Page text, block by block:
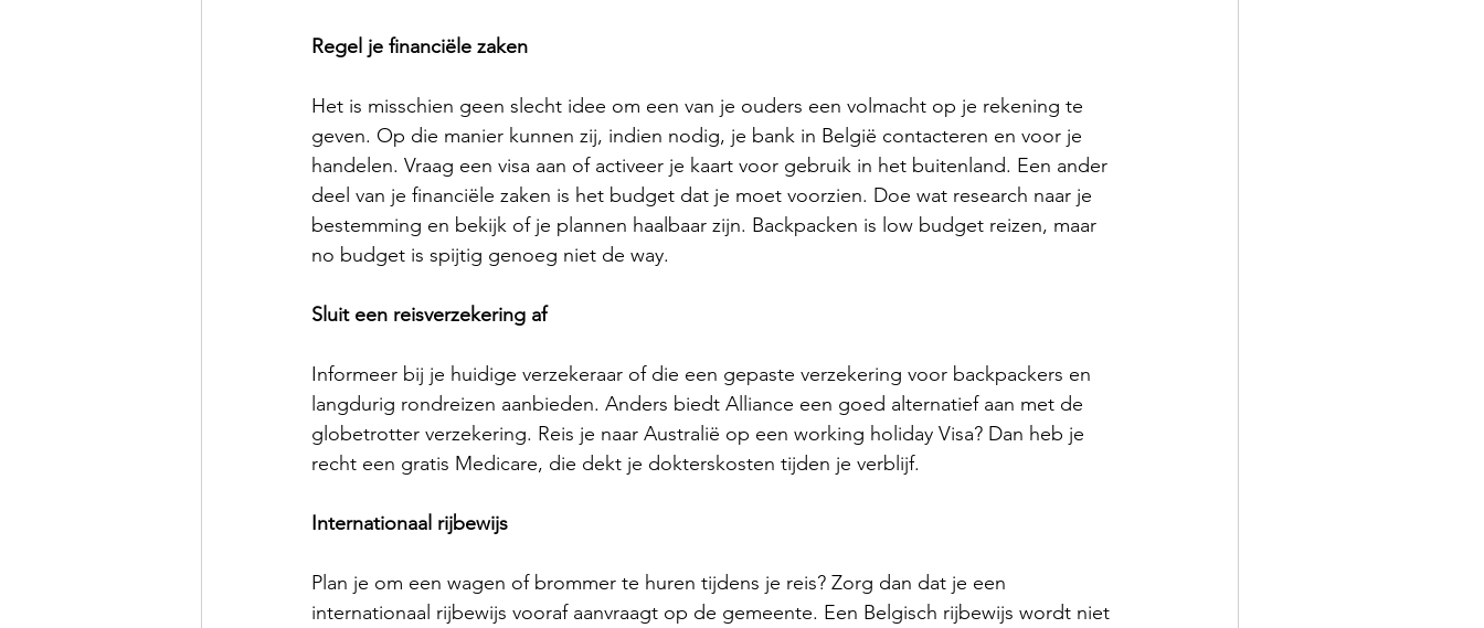
Regel je financiële zaken
Het is misschien geen slecht idee om een van je ouders een volmacht op je rekening te
geven. Op die manier kunnen zij, indien nodig, je bank in België contacteren en voor je
handelen. Vraag een visa aan of activeer je kaart voor gebruik in het buitenland. Een ander
deel van je financiële zaken is het budget dat je moet voorzien. Doe wat research naar je
bestemming en bekijk of je plannen haalbaar zijn. Backpacken is low budget reizen, maar
no budget is spijtig genoeg niet de way.
Sluit een reisverzekering af
Informeer bij je huidige verzekeraar of die een gepaste verzekering voor backpackers en
langdurig rondreizen aanbieden. Anders biedt Alliance een goed alternatief aan met de
globetrotter verzekering. Reis je naar Australië op een working holiday Visa? Dan heb je
recht een gratis Medicare, die dekt je dokterskosten tijden je verblijf.
Internationaal rijbewijs
Plan je om een wagen of brommer te huren tijdens je reis? Zorg dan dat je een
internationaal rijbewijs vooraf aanvraagt op de gemeente. Een Belgisch rijbewijs wordt niet